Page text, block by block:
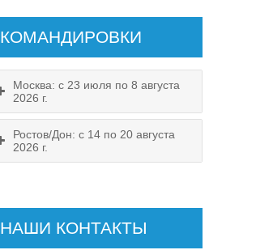
КОМАНДИРОВКИ
Москва: с 23 июля по 8 августа
2026 г.
Ростов/Дон: с 14 по 20 августа
2026 г.
НАШИ КОНТАКТЫ